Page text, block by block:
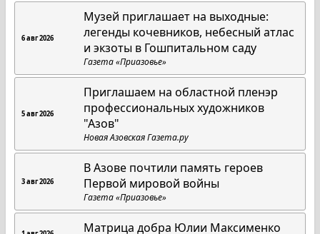
6 авг 2026
Музей приглашает на выходные:
легенды кочевников, небесный атлас
и экзоты в Гошпитальном саду
Газета «Приазовье»
5 авг 2026
Приглашаем на областной пленэр
профессиональных художников
"Азов"
Новая Азовская Газета.ру
3 авг 2026
В Азове почтили память героев
Первой мировой войны
Газета «Приазовье»
Матрица добра Юлии Максименко